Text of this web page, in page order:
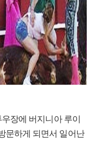
장에 버지니아 루이
문하게 되면서 일어난